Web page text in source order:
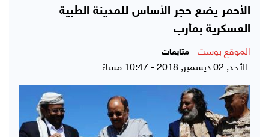
الأحمر يضع حجر الأساس للمدينة الطبية
العسكرية بمأرب
الموقع بوست- متابعات
الأحد, 02 ديسمبر, 2018 - 10:47 مساءً